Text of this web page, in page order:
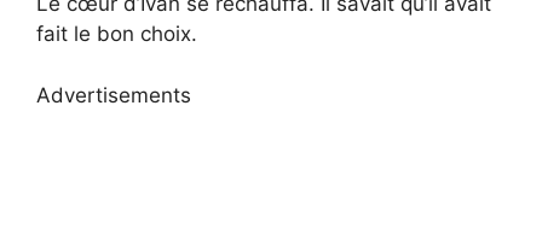
fait le bon choix.
Advertisements